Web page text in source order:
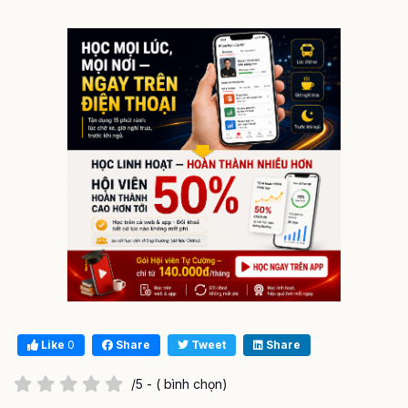
Like 0 Share Tweet Share
/5 - ( bình chọn)